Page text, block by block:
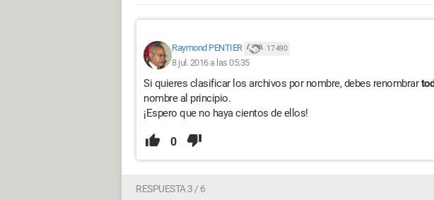
Raymond PENTIER 17 490
8 jul. 2016 a las 05:35
Si quieres clasificar los archivos por nombre, debes renombrar
nombre al principio.
¡Espero que no haya cientos de ellos!
0
RESPUESTA 3 / 6